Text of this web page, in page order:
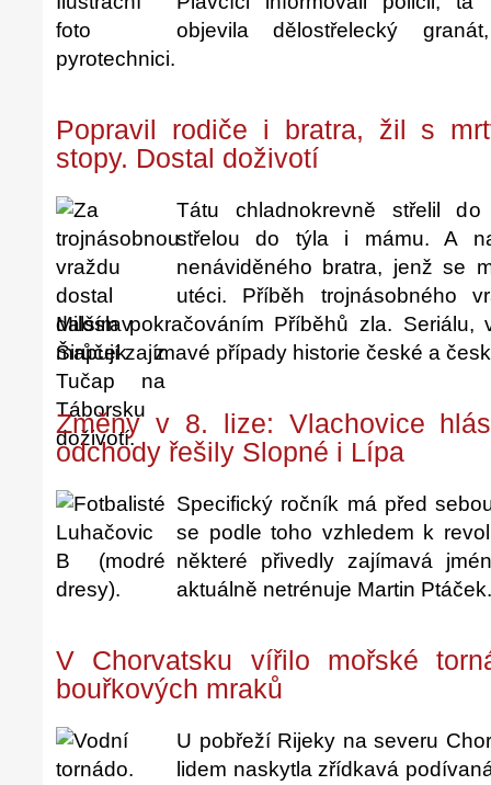
objevila dělostřelecký
pyrotechnici.
Popravil rodiče i bratra, žil s
stopy. Dostal doživotí
Tátu chladnokrevně střelil
střelou do týla i mámu. A
nenáviděného bratra, jenž se
utéci. Příběh trojnásobného
dalším pokračováním Příběhů zla. Seriálu,
mapují zajímavé případy historie české a
Změny v 8. lize: Vlachovice
odchody řešily Slopné i Lípa
Specifický ročník má před
se podle toho vzhledem k
některé přivedly zajímavá
aktuálně netrénuje Martin Ptáček.
V Chorvatsku vířilo mořské
bouřkových mraků
U pobřeží Rijeky na severu
lidem naskytla zřídkavá